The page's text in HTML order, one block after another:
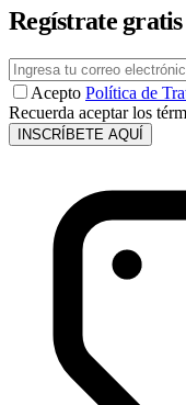
Regístrate
Acepto Política de
Recuerda aceptar los
INSCRÍBETE AQUÍ